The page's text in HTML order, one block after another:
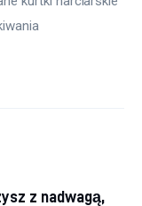
z nadwagą,